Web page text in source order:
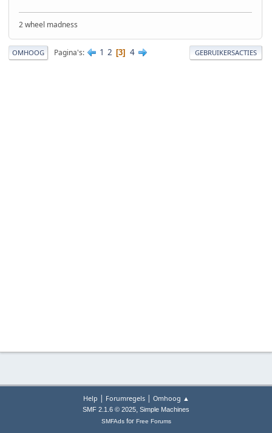
2 wheel madness
OMHOOG Pagina's 1 2 3 4 GEBRUIKERSACTIES
Help | Forumregels| Omhoog ▲
SMF 2.1.6 © 2025, Simple Machines
SMFAdsfor Free Forums